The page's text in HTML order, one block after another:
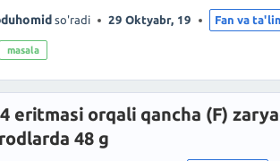
so'radi 29 Oktyabr, 19 Fan va
masala
eritmasi orqali qancha (F)
48 g